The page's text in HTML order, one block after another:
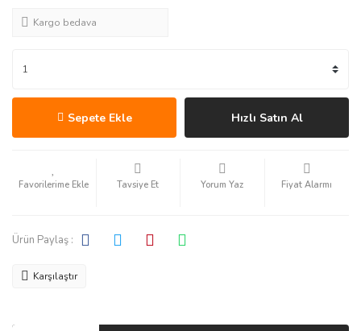
Kargo bedava
Sepete Ekle Hızlı Satın Al
Tavsiye Et Yorum Yaz Fiyat Alarmı
Ürün Paylaş :
Karşılaştır